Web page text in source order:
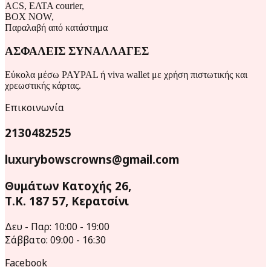
ACS, ΕΛΤΑ courier,
BOX NOW,
Παραλαβή από κατάστημα
ΑΣΦΑΛΕΙΣ ΣΥΝΑΛΛΑΓΕΣ
Εύκολα μέσω PAYPAL ή viva wallet με χρήση πιστωτικής και
χρεωστικής κάρτας.
Επικοινωνία
2130482525
luxurybowscrowns@gmail.com
Θυμάτων Κατοχής 26,
Τ.Κ. 187 57, Κερατσίνι
Δευ - Παρ: 10:00 - 19:00
Σάββατο: 09:00 - 16:30
Facebook